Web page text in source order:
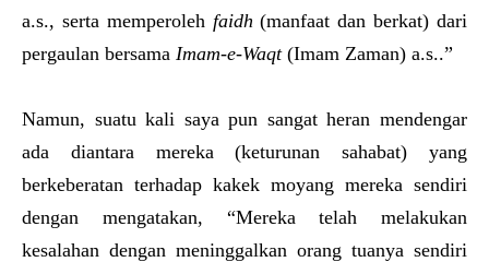
a.s., serta memperoleh faidh(manfaat dan berkat) dari
pergaulan bersama Imam-e-Waqt (Imam Zaman) a.s..”
Namun, suatu kali saya pun sangat heran mendengar
ada diantara mereka (keturunan sahabat) yang
berkeberatan terhadap kakek moyang mereka sendiri
dengan mengatakan, “Mereka telah melakukan
kesalahan dengan meninggalkan orang tuanya sendiri